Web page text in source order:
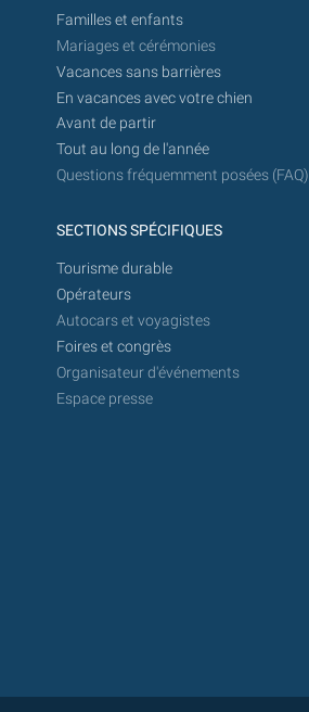
Familles et enfants
Mariages et cérémonies
Vacances sans barrières
En vacances avec votre chien
Avant de partir
Tout au long de l'année
Questions fréquemment posées (FAQ)
SECTIONS SPÉCIFIQUES
Tourisme durable
Opérateurs
Autocars et voyagistes
Foires et congrès
Organisateur d'événements
Espace presse